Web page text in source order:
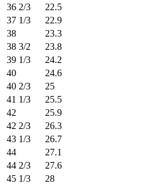
36 2/3
22.5
37 1/3
22.9
38
23.3
38 3/2
23.8
39 1/3
24.2
40
24.6
40 2/3
25
41 1/3
25.5
42
25.9
42 2/3
26.3
43 1/3
26.7
44
27.1
44 2/3
27.6
45 1/3
28